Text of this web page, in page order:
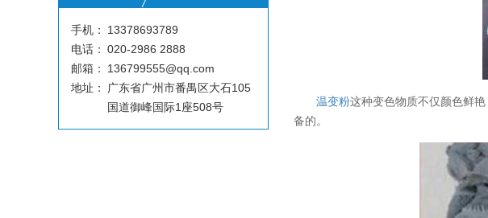
手机：
13378693789
电话： 020-2986 2888
邮箱：
136799555@qq.com
地址：
广东省广州市番禺区大石105
国道御峰国际1座508号
温变粉这种变色物质不仅颜色鲜
备的。